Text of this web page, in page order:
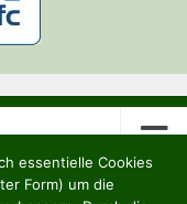
essentielle Cookies
Form) um die